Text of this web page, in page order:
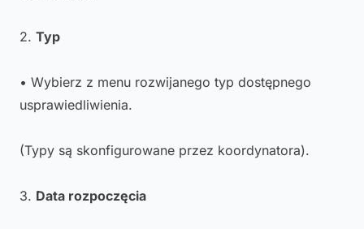
2. Typ
• Wybierz z menu rozwijanego typ dostępnego
usprawiedliwienia.
(Typy są skonfigurowane przez koordynatora).
3. Data rozpoczęcia